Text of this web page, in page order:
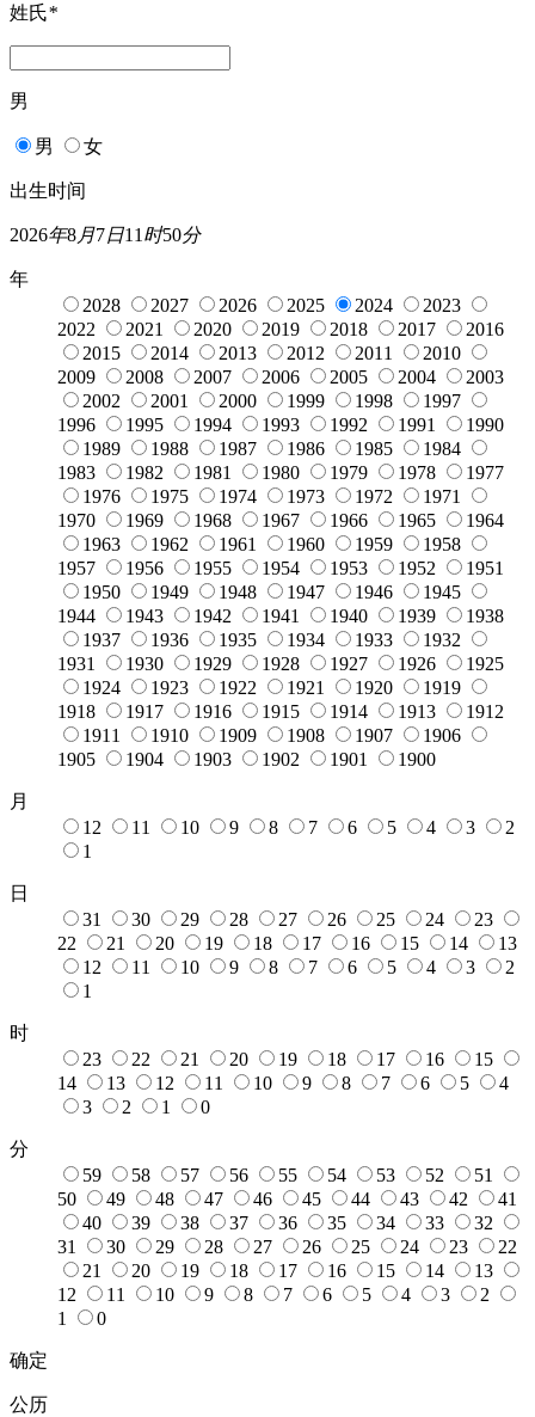
姓氏*
男
男 女
出生时间
2026年8月7日11 时50分
年
2028
2027 2026 2025 2024
2023
2022
2021 2020 2019 2018 2017
2016
2015
2014 2013 2012 2011
2010
2009
2008 2007 2006 2005 2004
2003
2002
2001 2000 1999 1998
1997
1996
1995 1994 1993 1992 1991
1990
1989
1988 1987 1986 1985
1984
1983
1982 1981 1980 1979 1978
1977
1976
1975 1974 1973 1972
1971
1970
1969 1968 1967 1966 1965
1964
1963
1962 1961 1960 1959
1958
1957
1956 1955 1954 1953 1952
1951
1950
1949 1948 1947 1946
1945
1944
1943 1942 1941 1940 1939
1938
1937
1936 1935 1934 1933
1932
1931
1930 1929 1928 1927 1926
1925
1924
1923 1922 1921 1920
1919
1918
1917 1916 1915 1914 1913
1912
1911
1910 1909 1908 1907
1906
1905
1904 1903 1902 1901 1900
月
12
11 10 9 8 7 6 5 4 3
2
1
日
31
30 29 28 27 26 25 24
23
22
21 20 19 18 17 16 15 14
13
12
11 10 9 8 7 6 5 4 3
2
1
时
23
22 21 20 19 18 17 16
15
14
13 12 11 10 9 8 7 6 5
4
3
2 1 0
分
59
58 57 56 55 54 53 52
51
50
49 48 47 46 45 44 43 42
41
40
39 38 37 36 35 34 33
32
31
30 29 28 27 26 25 24 23
22
21
20 19 18 17 16 15 14
13
12
11 10 9 8 7 6 5 4 3
2
1
0
确定
公历